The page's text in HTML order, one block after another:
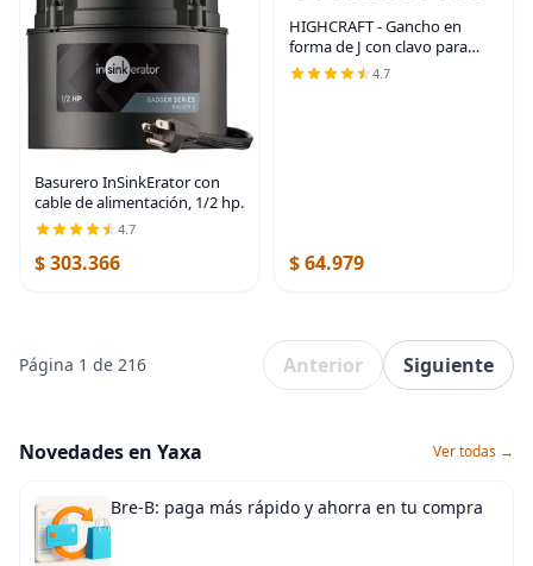
Basurero InSinkErator con
cable de alimentación, 1/2 hp.
4.7
$ 303.366
HIGHCRAFT - Gancho en
forma de J con clavo para
tubos de Pex, color negro
4.7
$ 64.979
Página 1 de 216 Anterior Siguiente
Novedades en Yaxa Ver todas →
Bre-B: paga más rápido y ahorra en tu compra